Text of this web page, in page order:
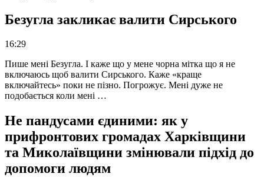
Безугла закликає валити Сирського
16:29
Пише мені Безугла. І каже що у мене чорна мітка що я не
включаюсь щоб валити Сирського. Каже «краще
включайтесь» поки не пізно. Погрожує. Мені дуже не
подобається коли мені …
Не пандусами єдиними: як у
прифронтових громадах Харківщини
та Миколаївщини змінювали підхід до
допомоги людям